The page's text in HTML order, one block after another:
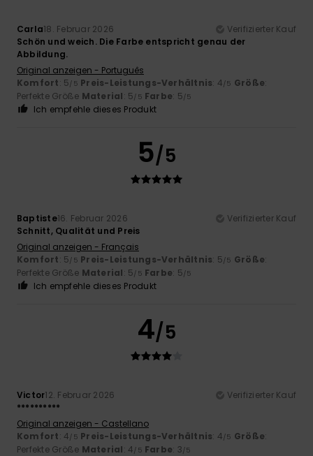
Carla18. Februar 2026
Verifizierter Kauf
Schön und weich. Die Farbe entspricht genau der
Abbildung.
Original anzeigen - Português
Komfort: 5/5 Preis-Leistungs-Verhältnis: 4/5 Größe:
Perfekte Größe Material: 5/5 Farbe: 5/5
Ich empfehle dieses Produkt
5/5
Baptiste16. Februar 2026
Verifizierter Kauf
Schnitt, Qualität und Preis
Original anzeigen - Français
Komfort: 5/5 Preis-Leistungs-Verhältnis: 5/5 Größe:
Perfekte Größe Material: 5/5 Farbe: 5/5
Ich empfehle dieses Produkt
4/5
Victor12. Februar 2026
Verifizierter Kauf
**********
Original anzeigen - Castellano
Komfort: 4/5 Preis-Leistungs-Verhältnis: 4/5 Größe:
Perfekte Größe Material: 4/5 Farbe: 3/5